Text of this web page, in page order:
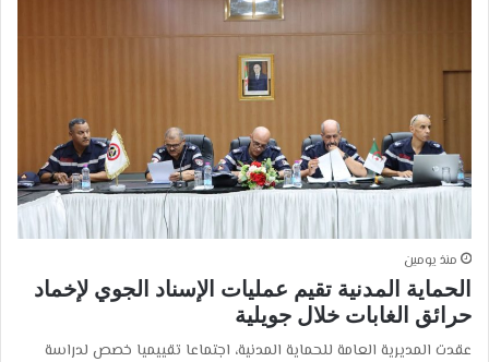
منذ يومين
الحماية المدنية تقيم عمليات الإسناد الجوي لإخماد
حرائق الغابات خلال جويلية
عقدت المديرية العامة للحماية المدنية، اجتماعا تقييميا خصص لدراسة